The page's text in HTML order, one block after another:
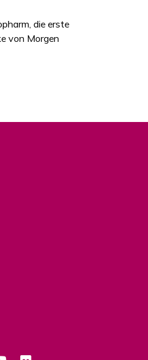
die erste
von Morgen